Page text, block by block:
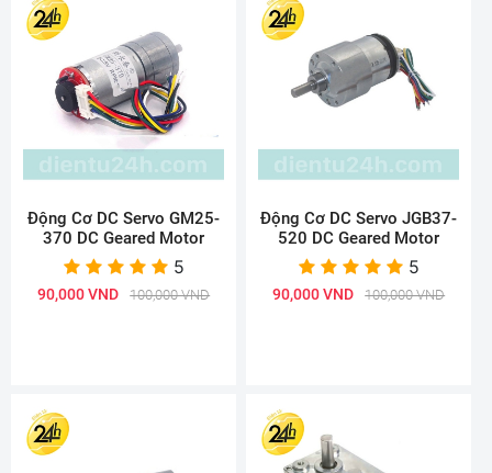
Động Cơ DC Servo GM25-
370 DC Geared Motor
5
90,000 VND 100,000 VND
Động Cơ DC Servo JGB37-
520 DC Geared Motor
5
90,000 VND 100,000 VND